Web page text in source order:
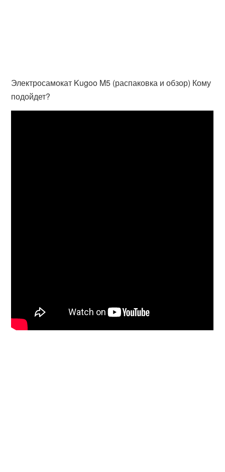
Электросамокат Kugoo M5 (распаковка и обзор) Кому
подойдет?